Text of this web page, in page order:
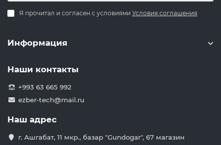
Я прочитал и согласен с условиями Условия соглашения
Информация
Наши контакты
+993 63 665 992
ezber-tech@mail.ru
Наш адрес
г. Ашгабат, 11 мкр., базар "Gundogar", 67 магазин